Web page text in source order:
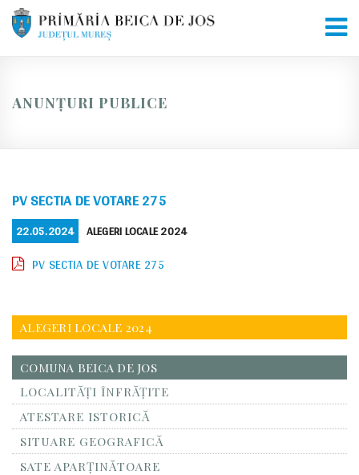
Skip
ANUNȚURI PUBLICE
PV SECTIA DE VOTARE 275
POSTED
ON
22.05.2024 CATEGORIES
ALEGERI LOCALE 2024
PV SECTIA DE VOTARE 275
ALEGERI LOCALE 2024
COMUNA BEICA DE JOS
LOCALITĂŢI ÎNFRĂŢITE
ATESTARE ISTORICĂ
SITUARE GEOGRAFICĂ
SATE APARȚINĂTOARE